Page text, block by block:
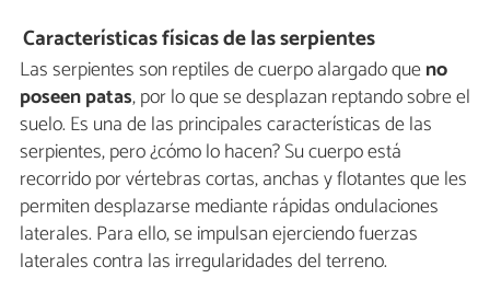
Características físicas de las serpientes
Las serpientes son reptiles de cuerpo alargado queno
poseen patas, por lo que se desplazan reptando sobre el
suelo. Es una de las principales características de las
serpientes, pero ¿cómo lo hacen? Su cuerpo está
recorrido por vértebras cortas, anchas y flotantes que les
permiten desplazarse mediante rápidas ondulaciones
laterales. Para ello, se impulsan ejerciendo fuerzas
laterales contra las irregularidades del terreno.